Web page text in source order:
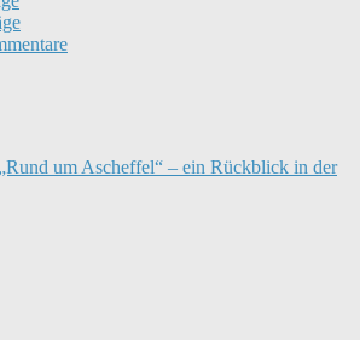
um Ascheffel“ – ein Rückblick in der